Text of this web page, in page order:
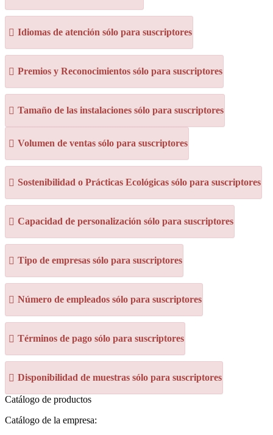
Idiomas de atención sólo para suscriptores
Premios y Reconocimientos sólo para suscriptores
Tamaño de las instalaciones sólo para suscriptores
Volumen de ventas sólo para suscriptores
Sostenibilidad o Prácticas Ecológicas sólo para suscriptores
Capacidad de personalización sólo para suscriptores
Tipo de empresas sólo para suscriptores
Número de empleados sólo para suscriptores
Términos de pago sólo para suscriptores
Disponibilidad de muestras sólo para suscriptores
Catálogo de productos
Catálogo de la empresa: